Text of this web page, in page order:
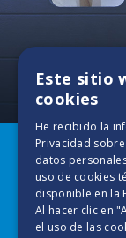
Curiosidades del
higiénico
Este sitio
cookies
He recibido la
Privacidad
datos
uso de cookies
disponible en la
Al hacer clic en
el uso de las